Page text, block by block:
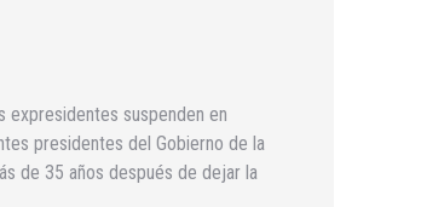
expresidentes suspenden en
presidentes del Gobierno de la
de 35 años después de dejar la